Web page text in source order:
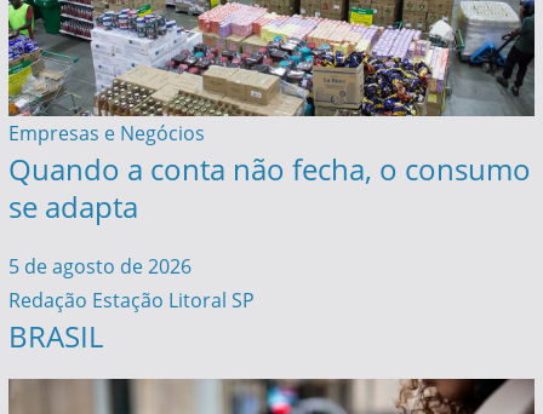
Empresas e Negócios
Quando a conta não fecha, o consumo
se adapta
5 de agosto de 2026
Redação Estação Litoral SP
BRASIL